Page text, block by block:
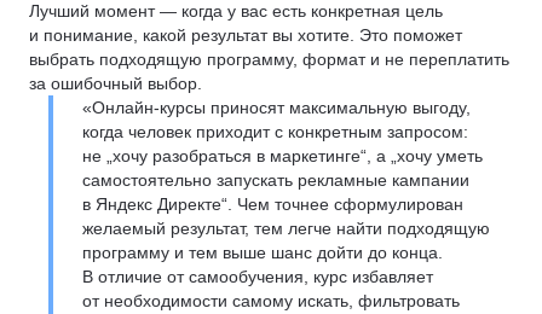
Лучший момент — когда у вас есть конкретная цель
и понимание, какой результат вы хотите. Это поможет
выбрать подходящую программу, формат и не переплатить
за ошибочный выбор.
«Онлайн-курсы приносят максимальную выгоду,
когда человек приходит с конкретным запросом:
не „хочу разобраться в маркетинге“, а „хочу уметь
самостоятельно запускать рекламные кампании
в Яндекс Директе“. Чем точнее сформулирован
желаемый результат, тем легче найти подходящую
программу и тем выше шанс дойти до конца.
В отличие от самообучения, курс избавляет
от необходимости самому искать, фильтровать